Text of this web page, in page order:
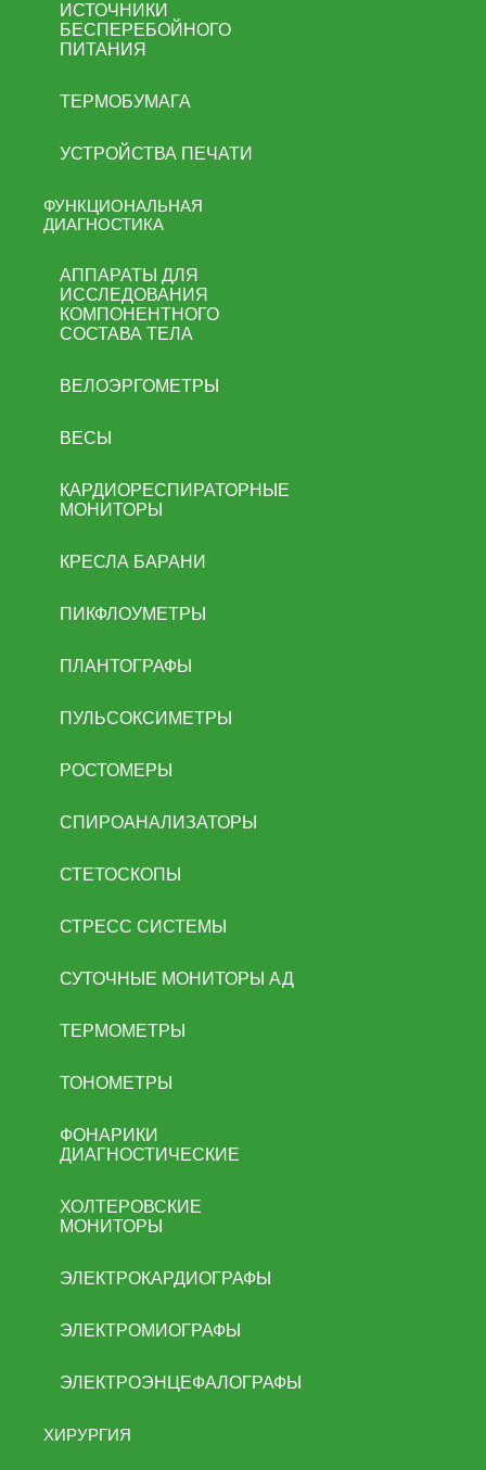
ИСТОЧНИКИ
БЕСПЕРЕБОЙНОГО
ПИТАНИЯ
ТЕРМОБУМАГА
УСТРОЙСТВА ПЕЧАТИ
ФУНКЦИОНАЛЬНАЯ
ДИАГНОСТИКА
АППАРАТЫ ДЛЯ
ИССЛЕДОВАНИЯ
КОМПОНЕНТНОГО
СОСТАВА ТЕЛА
ВЕЛОЭРГОМЕТРЫ
ВЕСЫ
КАРДИОРЕСПИРАТОРНЫЕ
МОНИТОРЫ
КРЕСЛА БАРАНИ
ПИКФЛОУМЕТРЫ
ПЛАНТОГРАФЫ
ПУЛЬСОКСИМЕТРЫ
РОСТОМЕРЫ
СПИРОАНАЛИЗАТОРЫ
СТЕТОСКОПЫ
СТРЕСС СИСТЕМЫ
СУТОЧНЫЕ МОНИТОРЫ АД
ТЕРМОМЕТРЫ
ТОНОМЕТРЫ
ФОНАРИКИ
ДИАГНОСТИЧЕСКИЕ
ХОЛТЕРОВСКИЕ
МОНИТОРЫ
ЭЛЕКТРОКАРДИОГРАФЫ
ЭЛЕКТРОМИОГРАФЫ
ЭЛЕКТРОЭНЦЕФАЛОГРАФЫ
ХИРУРГИЯ